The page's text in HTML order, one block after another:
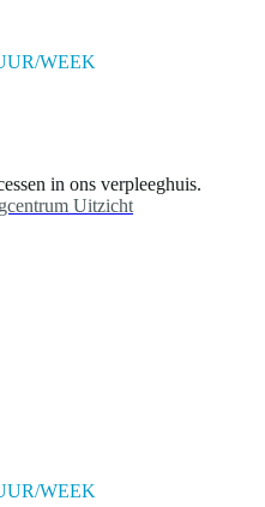
WEEK
in ons verpleeghuis.
Uitzicht
WEEK